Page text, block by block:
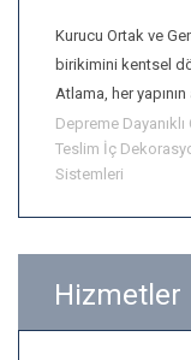
Kurucu Ortak ve
birikimini kentsel
Atlama, her
Depreme Dayanıklı
Teslim İç
Sistemleri
Hizmetler